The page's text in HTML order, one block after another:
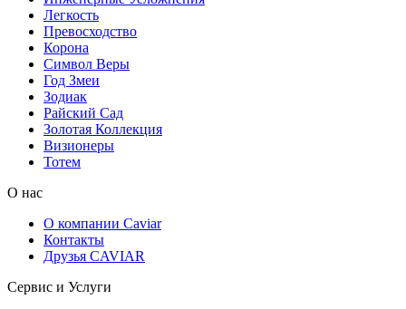
Легкость
Превосходство
Корона
Символ Веры
Год Змеи
Зодиак
Райский Сад
Золотая Коллекция
Визионеры
Тотем
О нас
О компании Caviar
Контакты
Друзья CAVIAR
Сервис и Услуги